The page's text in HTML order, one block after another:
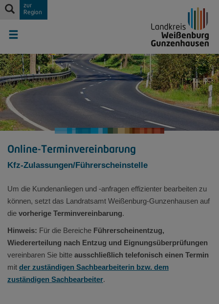
zur
Region
Online-Terminvereinbarung
Kfz-Zulassungen/Führerscheinstelle
Um die Kundenanliegen und -anfragen effizienter bearbeiten zu
können, setzt das Landratsamt Weißenburg-Gunzenhausen auf
die vorherige Terminvereinbarung.
Hinweis: Für die Bereiche Führerscheinentzug,
Wiedererteilung nach Entzug und Eignungsüberprüfungen
vereinbaren Sie bitte ausschließlich telefonisch einen Termin
mit der zuständigen Sachbearbeiterin bzw. dem
zuständigen Sachbearbeiter.